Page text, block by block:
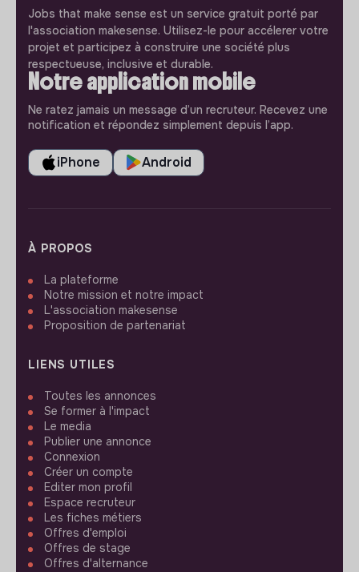
Jobs that make sense est un service gratuit porté par
l'association makesense. Utilisez-le pour accélerer votre
projet et participez à construire une société plus
respectueuse, inclusive et durable.
Notre application mobile
Ne ratez jamais un message d’un recruteur. Recevez une
notification et répondez simplement depuis l’app.
iPhone Android
À PROPOS
La plateforme
Notre mission et notre impact
L'association makesense
Proposition de partenariat
LIENS UTILES
Toutes les annonces
Se former à l'impact
Le media
Publier une annonce
Connexion
Créer un compte
Editer mon profil
Espace recruteur
Les fiches métiers
Offres d'emploi
Offres de stage
Offres d'alternance